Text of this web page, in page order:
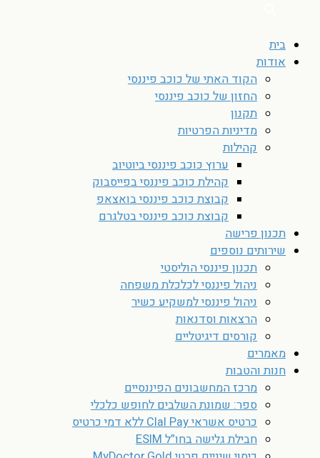
בית
אודות
הקוד האתי של כוכב פיננסי
החזון של כוכב פיננסי
תקנון
מדיניות הפרטיות
קהילות
ערוץ כוכב פיננסי ביוטיוב
קהילת כוכב פיננסי בפייסבוק
קבוצת כוכב פיננסי בואצאפ
קבוצת כוכב פיננסי בטלגרם
תכנון פרישה
שירותים נוספים
תכנון פיננסי הוליסטי
ניהול פיננסי לכלכלת משפחה
ניהול פיננסי למשקיע כשיר
הרצאות וסדנאות
קורסים דיגיטליים
מאמרים
חנות והטבות
מרכז המחשבונים הפיננסיים
ספר: שמונת השלבים לחופש כלכלי
כרטיס אשראי Clal Pay ללא דמי כרטיס
חבילת גלישה בחו”ל ESIM